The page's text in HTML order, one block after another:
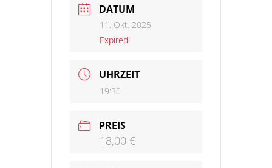
DATUM
11. Okt. 2025
Expired!
UHRZEIT
19:30
PREIS
18,00 €